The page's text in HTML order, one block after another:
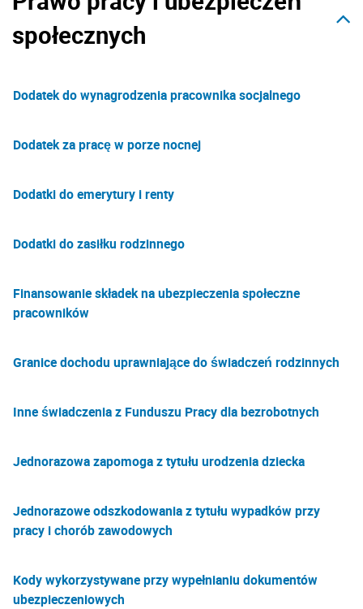
społecznych
Dodatek do wynagrodzenia pracownika socjalnego
Dodatek za pracę w porze nocnej
Dodatki do emerytury i renty
Dodatki do zasiłku rodzinnego
Finansowanie składek na ubezpieczenia społeczne
pracowników
Granice dochodu uprawniające do świadczeń rodzinnych
Inne świadczenia z Funduszu Pracy dla bezrobotnych
Jednorazowa zapomoga z tytułu urodzenia dziecka
Jednorazowe odszkodowania z tytułu wypadków przy
pracy i chorób zawodowych
Kody wykorzystywane przy wypełnianiu dokumentów
ubezpieczeniowych